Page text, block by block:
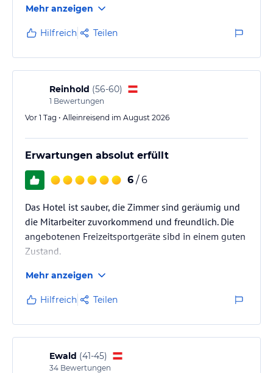
Mehr anzeigen
Hilfreich Teilen
Reinhold (56-60)
1 Bewertungen
Vor 1 Tag • Alleinreisend im August 2026
Erwartungen absolut erfüllt
6 / 6
Das Hotel ist sauber, die Zimmer sind geräumig und
die Mitarbeiter zuvorkommend und freundlich. Die
angebotenen Freizeitsportgeräte sibd in einem guten
Zustand.
Mehr anzeigen
Hilfreich Teilen
Ewald (41-45)
34 Bewertungen